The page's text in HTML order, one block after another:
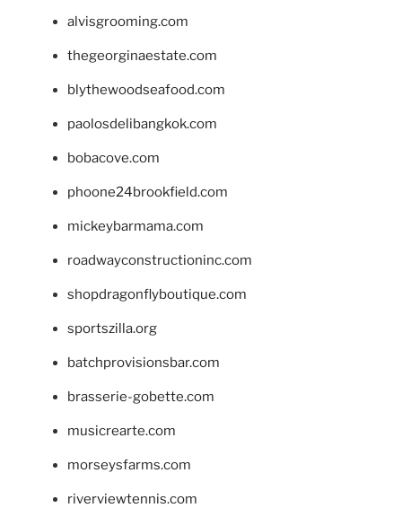
alvisgrooming.com
thegeorginaestate.com
blythewoodseafood.com
paolosdelibangkok.com
bobacove.com
phoone24brookfield.com
mickeybarmama.com
roadwayconstructioninc.com
shopdragonflyboutique.com
sportszilla.org
batchprovisionsbar.com
brasserie-gobette.com
musicrearte.com
morseysfarms.com
riverviewtennis.com